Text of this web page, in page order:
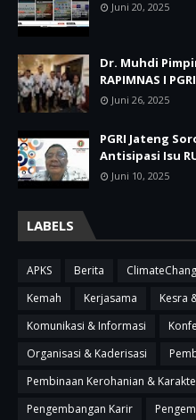
Juni 20, 2025
Dr. Muhdi
RAPIMNAS I
Juni 26, 2025
PGRI Jateng
Antisipasi Isu
Juni 10, 2025
LABELS
APKS Berita
Kemah
Kerjasama Kesra
Komunikasi & Informasi
Organisasi & Kaderisasi
Pembinaan Kerohanian &
Pengembangan Karir